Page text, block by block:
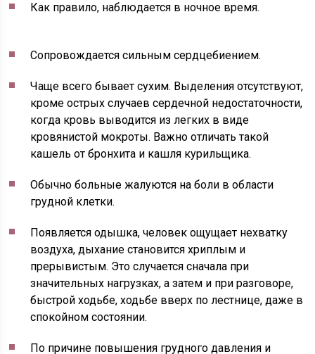
Как правило, наблюдается в ночное время.
Сопровождается сильным сердцебиением.
Чаще всего бывает сухим. Выделения отсутствуют,
кроме острых случаев сердечной недостаточности,
когда кровь выводится из легких в виде
кровянистой мокроты. Важно отличать такой
кашель от бронхита и кашля курильщика.
Обычно больные жалуются на боли в области
грудной клетки.
Появляется одышка, человек ощущает нехватку
воздуха, дыхание становится хриплым и
прерывистым. Это случается сначала при
значительных нагрузках, а затем и при разговоре,
быстрой ходьбе, ходьбе вверх по лестнице, даже в
спокойном состоянии.
По причине повышения грудного давления и